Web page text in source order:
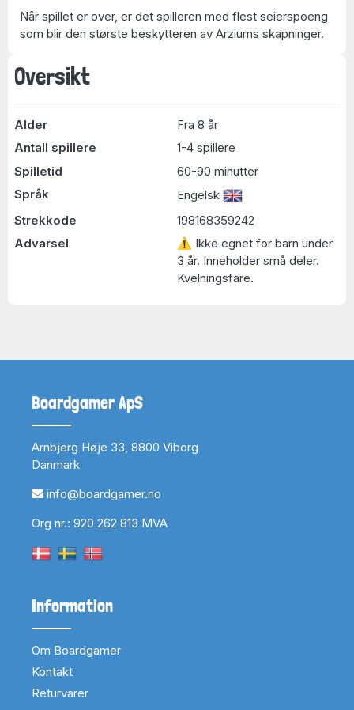
Oversikt
Alder
Fra 8 år
Antall spillere
1-4 spillere
Spilletid
60-90 minutter
Språk
Engelsk
Strekkode
198168359242
Advarsel
⚠ Ikke egnet for barn under
3 år. Inneholder små deler.
Kvelningsfare.
Når spillet er over, er det spilleren med flest seierspoeng
som blir den største beskytteren av Arziums skapninger.
Boardgamer ApS
Arnbjerg Høje 33, 8800 Viborg
Danmark
info@boardgamer.no
Org nr.: 920 262 813 MVA
Information
Om Boardgamer
Kontakt
Returvarer